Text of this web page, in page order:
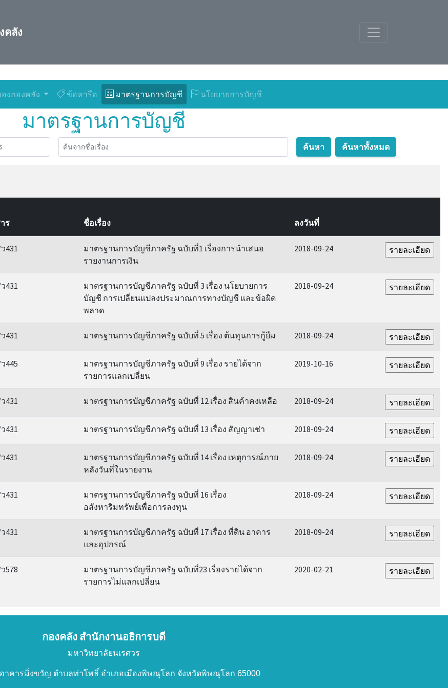
คลัง
งกองคลัง ข้อหารือ มาตรฐานการบัญชี นโยบายการบัญชี
มาตรฐานการบัญชี
ค้นหา ค้นหาทั้งหมด
ร ชื่อเรื่อง ลงวันที่
431
มาตรฐานการบัญชีภาครัฐ ฉบับที่1 เรื่องการนำเสนอ
รายงานการเงิน
2018-09-24
431
มาตรฐานการบัญชีภาครัฐ ฉบับที่ 3 เรื่อง นโยบายการ
บัญชี การเปลี่ยนแปลงประมาณการทางบัญชี และข้อผิด
พลาด
2018-09-24
431 มาตรฐานการบัญชีภาครัฐ ฉบับที่ 5 เรื่อง ต้นทุนการกู้ยืม 2018-09-24
445
มาตรฐานการบัญชีภาครัฐ ฉบับที่ 9 เรื่อง รายได้จาก
รายการแลกเปลี่ยน
2019-10-16
431 มาตรฐานการบัญชีภาครัฐ ฉบับที่ 12 เรื่อง สินค้าคงเหลือ 2018-09-24
431 มาตรฐานการบัญชีภาครัฐ ฉบับที่ 13 เรื่อง สัญญาเช่า 2018-09-24
431
มาตรฐานการบัญชีภาครัฐ ฉบับที่ 14 เรื่อง เหตุการณ์ภาย
หลังวันที่ในรายงาน
2018-09-24
431
มาตรฐานการบัญชีภาครัฐ ฉบับที่ 16 เรื่อง
อสังหาริมทรัพย์เพื่อการลงทุน
2018-09-24
431
มาตรฐานการบัญชีภาครัฐ ฉบับที่ 17 เรื่อง ที่ดิน อาคาร
และอุปกรณ์
2018-09-24
578
มาตรฐานการบัญชีภาครัฐ ฉบับที่23 เรื่องรายได้จาก
รายการไม่แลกเปลี่ยน
2020-02-21
กองคลัง สำนักงานอธิการบดี
มหาวิทยาลัยนเรศวร
าคารมิ่งขวัญ ตำบลท่าโพธิ์ อำเภอเมืองพิษณุโลก จังหวัดพิษณุโลก 65000